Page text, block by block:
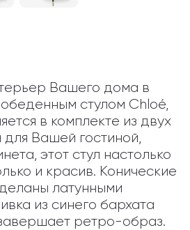
Вашего дома в
стулом Chloé,
в комплекте из двух
Вашей гостиной,
этот стул настолько
и красив. Конические
латунными
из синего бархата
ретро-образ.